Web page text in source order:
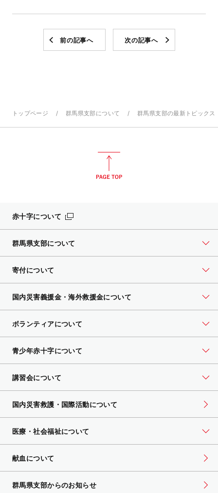
前の記事へ 次の記事へ
トップページ 群馬県支部について 群馬県支部の最新トピックス
赤十字について
群馬県支部について
寄付について
国内災害義援金・海外救援金について
ボランティアについて
青少年赤十字について
講習会について
国内災害救護・国際活動について
医療・社会福祉について
献血について
群馬県支部からのお知らせ